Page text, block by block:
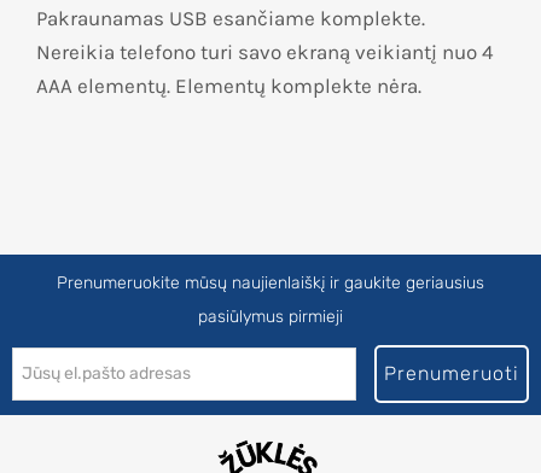
Pakraunamas USB esančiame komplekte.
Nereikia telefono turi savo ekraną veikiantį nuo 4
AAA elementų. Elementų komplekte nėra.
Prenumeruokite mūsų naujienlaiškį ir gaukite geriausius
pasiūlymus pirmieji
Prenumeruoti